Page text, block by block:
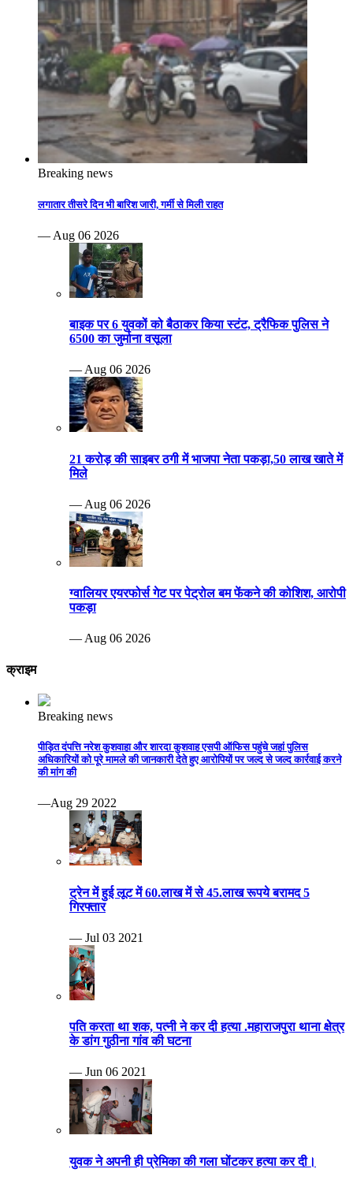
Breaking news
लगातार तीसरे दिन भी बारिश जारी, गर्मी से मिली राहत
— Aug 06 2026
बाइक पर 6 युवकों को बैठाकर किया स्टंट, ट्रैफिक पुलिस ने
6500 का जुर्माना वसूला
— Aug 06 2026
21 करोड़ की साइबर ठगी में भाजपा नेता पकड़ा,50 लाख खाते में
मिले
— Aug 06 2026
ग्वालियर एयरफोर्स गेट पर पेट्रोल बम फेंकने की कोशिश, आरोपी
पकड़ा
— Aug 06 2026
क्राइम
Breaking news
पीड़ित दंपत्ति नरेश कुशवाहा और शारदा कुशवाह एसपी ऑफिस पहुंचे जहां पुलिस
अधिकारियों को पूरे मामले की जानकारी देते हुए आरोपियों पर जल्द से जल्द कार्रवाई करने
की मांग की
—Aug 29 2022
ट्रेन में हुई लूट में 60.लाख में से 45.लाख रूपये बरामद 5
गिरफ्तार
— Jul 03 2021
पति करता था शक, पत्नी ने कर दी हत्या .महाराजपुरा थाना क्षेत्र
के डांग गुठीना गांव की घटना
— Jun 06 2021
युवक ने अपनी ही प्रेमिका की गला घोंटकर हत्या कर दी।